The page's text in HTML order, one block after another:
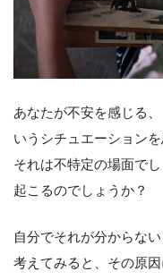
あなたが不安を感じる
いうシチュエーション
それは不特定の場面で
起こるのでしょうか？
自分でそれが分からな
考えてみると、その原